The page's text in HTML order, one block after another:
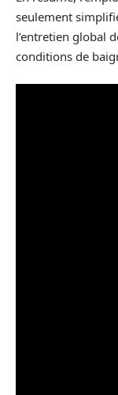
seulement
l’entretien global
conditions de